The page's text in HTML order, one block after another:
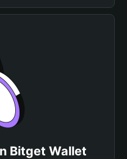
Bitget Wallet